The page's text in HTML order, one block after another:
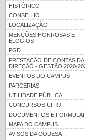
HISTÓRICO
CONSELHO
LOCALIZAÇÃO
MENÇÕES HONROSAS E
ELOGIOS
PGD
PRESTAÇÃO DE CONTAS DA
DIREÇÃO - GESTÃO 2020-
EVENTOS DO CAMPUS
PARCERIAS
UTILIDADE PÚBLICA
CONCURSOS UFRJ
DOCUMENTOS E
MAPA DO CAMPUS
AVISOS DA CODESA
UFRJ 100 anos